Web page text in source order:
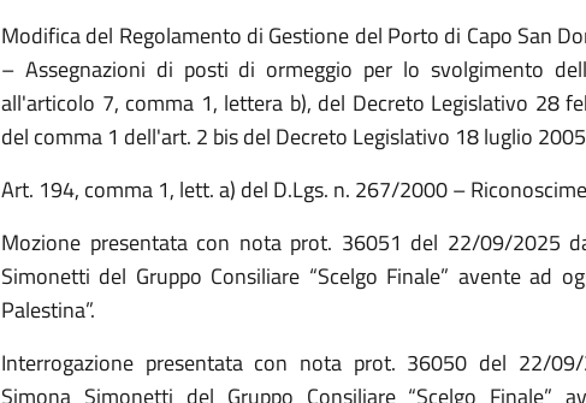
Modifica del Regolamento di Gestione del Porto di Capo San
– Assegnazioni di posti di ormeggio per lo svolgimento
all'articolo 7, comma 1, lettera b), del Decreto Legislativo 28
del comma 1 dell'art. 2 bis del Decreto Legislativo 18 luglio
Art. 194, comma 1, lett. a) del D.Lgs. n. 267/2000 –
Mozione presentata con nota prot. 36051 del 22/09/2025
Simonetti del Gruppo Consiliare “Scelgo Finale” avente ad
Palestina”.
Interrogazione presentata con nota prot. 36050 del 22/
Simona Simonetti del Gruppo Consiliare “Scelgo Finale”